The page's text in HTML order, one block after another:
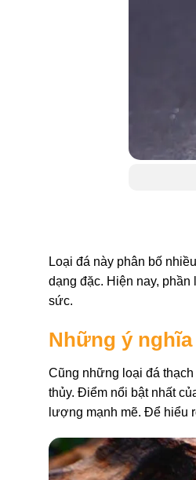
Loại đá này phân bố
dạng đặc. Hiện nay,
sức.
Những ý
Cũng những loại đá
thủy. Điểm nổi bật nhất
lượng mạnh mẽ. Để hiểu